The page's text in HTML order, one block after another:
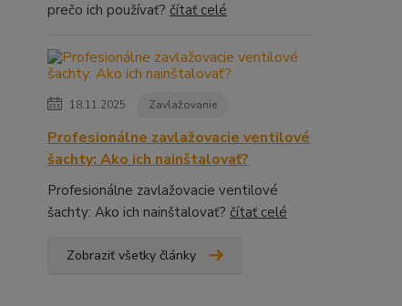
prečo ich používať? čítať celé
18.11.2025 Zavlažovanie
Profesionálne zavlažovacie ventilové
šachty: Ako ich nainštalovať?
Profesionálne zavlažovacie ventilové
šachty: Ako ich nainštalovať? čítať celé
Zobraziť všetky články